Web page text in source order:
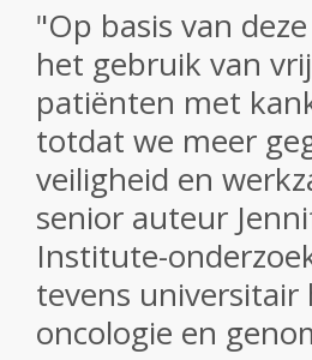
"Op basis van
het gebruik van
patiënten met
totdat we meer
veiligheid en
senior auteur
Institute-
tevens
oncologie en